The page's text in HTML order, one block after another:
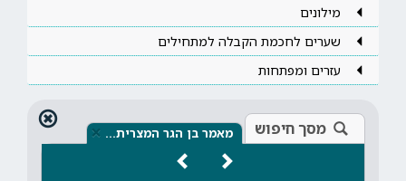
מילונים
שערים לחכמת הקבלה למתחילים
עזרים ומפתחות
מסך חיפוש מאמר בן הגר המצרית… ×